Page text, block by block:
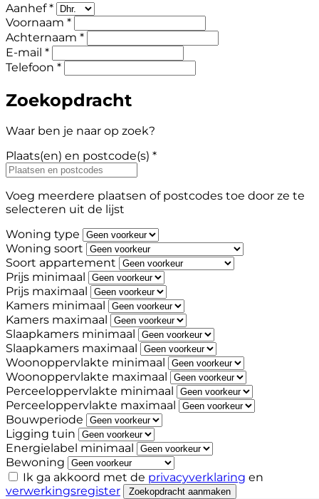
Aanhef *
Voornaam *
Achternaam *
E-mail *
Telefoon *
Zoekopdracht
Waar ben je naar op zoek?
Plaats(en) en postcode(s) *
Voeg meerdere plaatsen of postcodes toe door ze te
selecteren uit de lijst
Woning type
Woning soort
Soort appartement
Prijs minimaal
Prijs maximaal
Kamers minimaal
Kamers maximaal
Slaapkamers minimaal
Slaapkamers maximaal
Woonoppervlakte minimaal
Woonoppervlakte maximaal
Perceeloppervlakte minimaal
Perceeloppervlakte maximaal
Bouwperiode
Ligging tuin
Energielabel minimaal
Bewoning
Ik ga akkoord met de privacyverklaring en
verwerkingsregister
Zoekopdracht aanmaken